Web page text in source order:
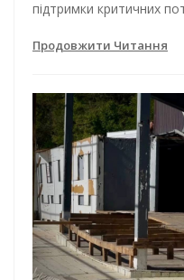
підтримки критичних
Продовжити Читання